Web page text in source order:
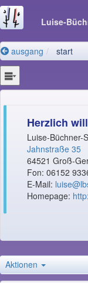
Luise-
ausgang start
Herzlich
Luise-Büchner-
Jahnstraße 35
64521 Groß-
Fon: 06152
E-Mail:
Homepage:
Aktionen